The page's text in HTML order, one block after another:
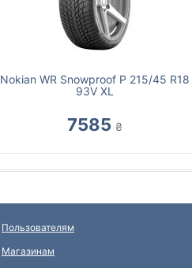
Nokian WR Snowproof P 215/45 R18
93V XL
7585 ₴
Пользователям
Магазинам